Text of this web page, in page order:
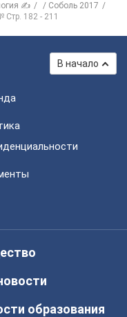
✍
Соболь 2017
182 - 211
В начало
образования